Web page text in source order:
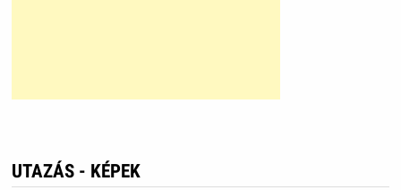
UTAZÁS - KÉPEK